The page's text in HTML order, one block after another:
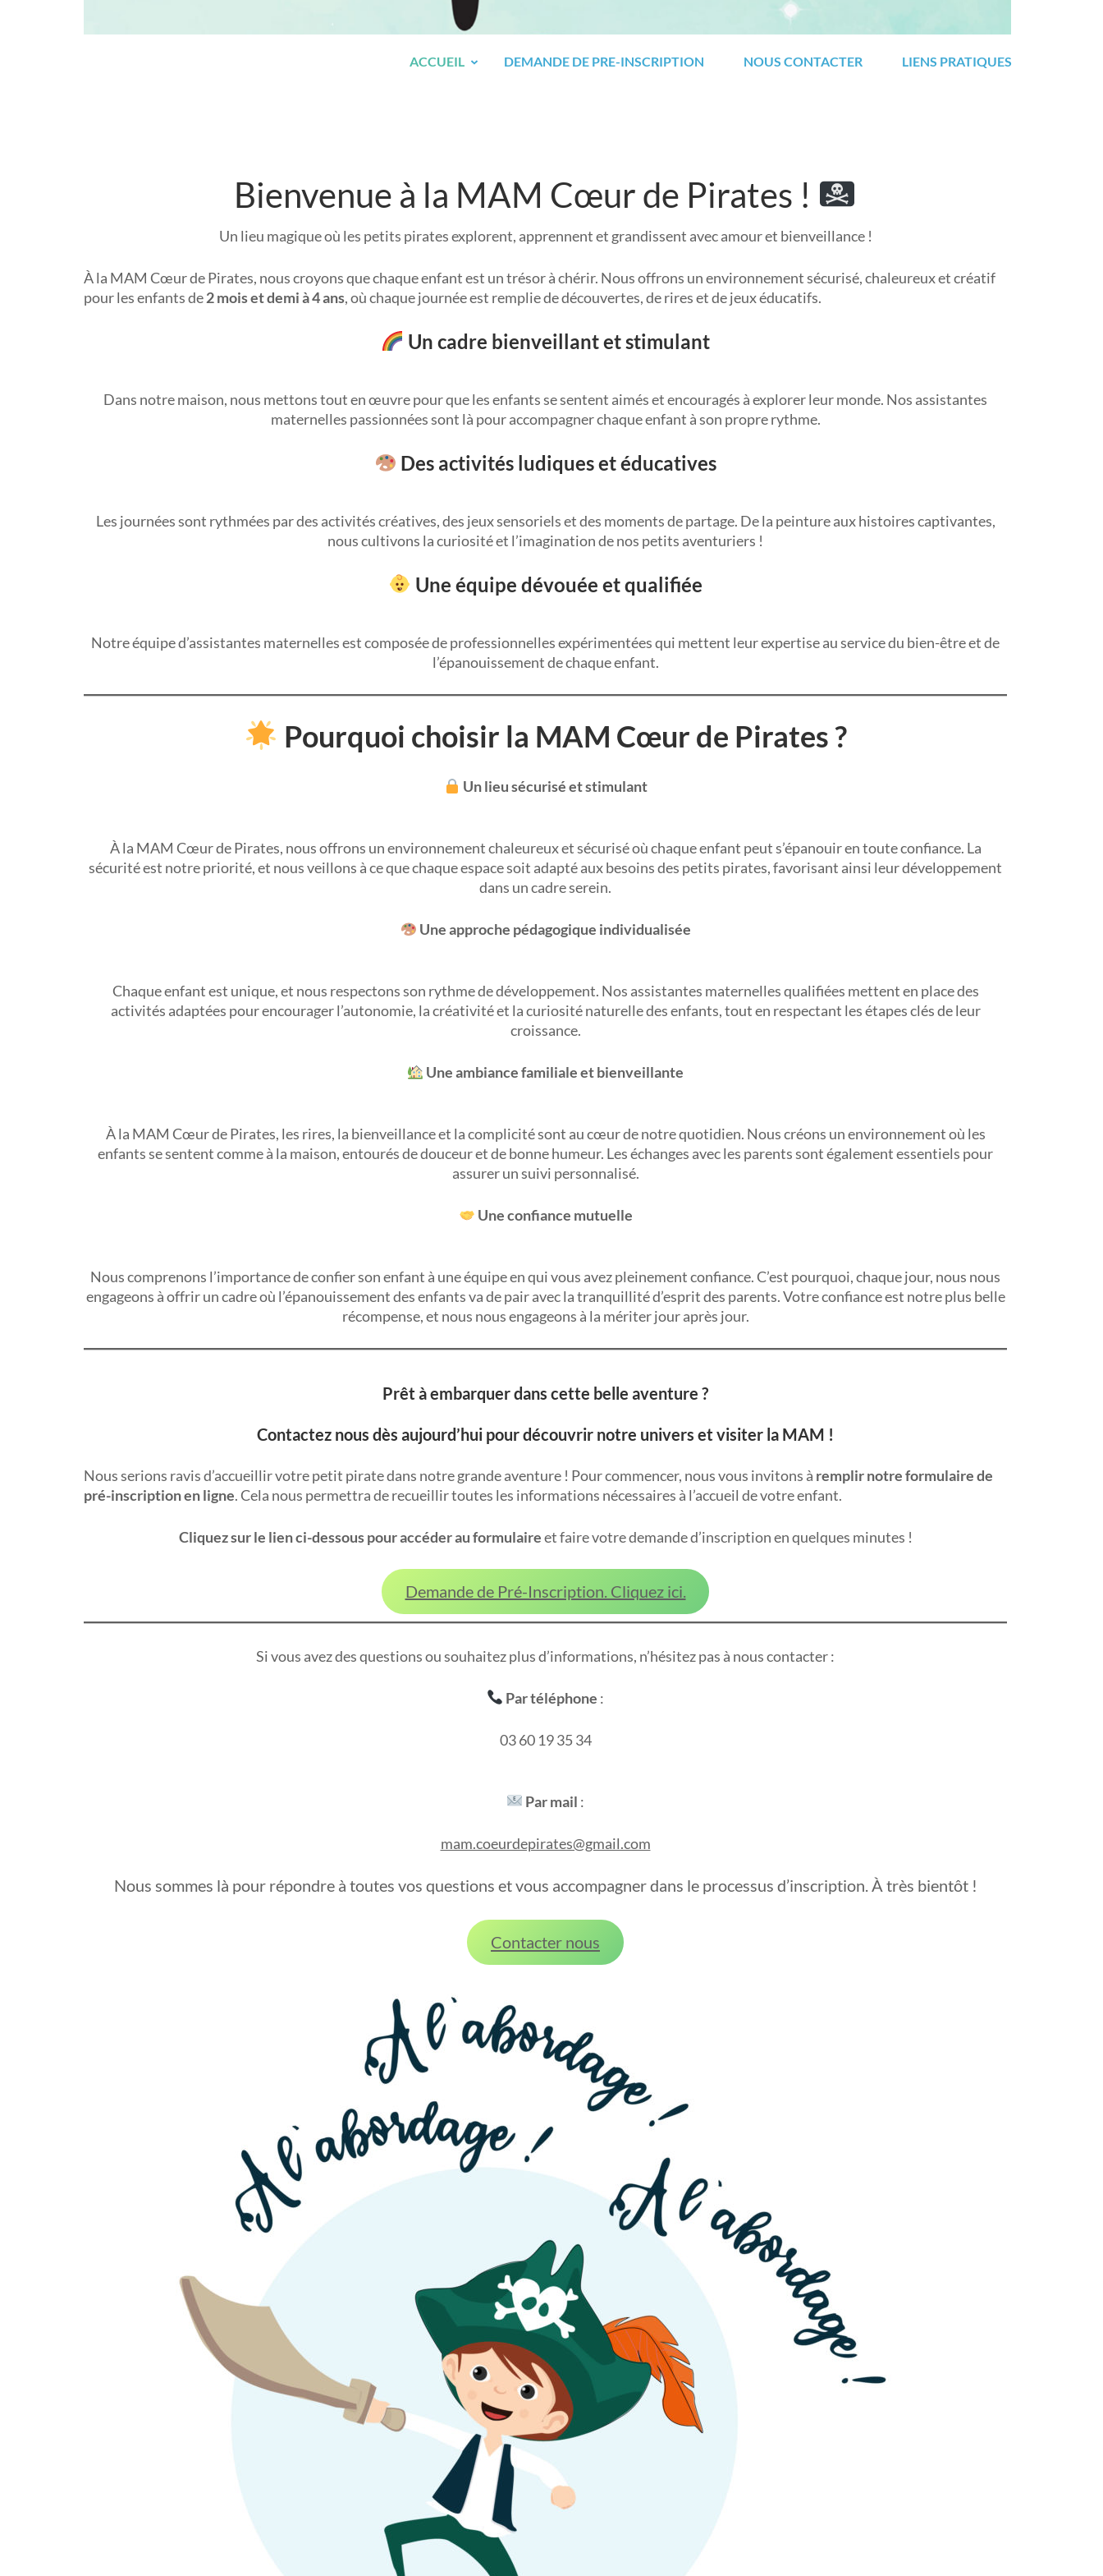
ACCUEIL DEMANDE DE PRE-INSCRIPTION NOUS CONTACTER LIENS PRATIQUES
Bienvenue à la MAM Cœur de Pirates !
Un lieu magique où les petits pirates explorent, apprennent et grandissent avec amour et bienveillance !
À la MAM Cœur de Pirates, nous croyons que chaque enfant est un trésor à chérir. Nous offrons un environnement sécurisé, chaleureux et créatif
pour les enfants de2 mois et demi à 4 ans, où chaque journée est remplie de découvertes, de rires et de jeux éducatifs.
Un cadre bienveillant et stimulant
Dans notre maison, nous mettons tout en œuvre pour que les enfants se sentent aimés et encouragés à explorer leur monde. Nos assistantes
maternelles passionnées sont là pour accompagner chaque enfant à son propre rythme.
Des activités ludiques et éducatives
Les journées sont rythmées par des activités créatives, des jeux sensoriels et des moments de partage. De la peinture aux histoires captivantes,
nous cultivons la curiosité et l’imagination de nos petits aventuriers !
Une équipe dévouée et qualifiée
Notre équipe d’assistantes maternelles est composée de professionnelles expérimentées qui mettent leur expertise au service du bien-être et de
l’épanouissement de chaque enfant.
Pourquoi choisir la MAM Cœur de Pirates ?
Un lieu sécurisé et stimulant
À la MAM Cœur de Pirates, nous offrons un environnement chaleureux et sécurisé où chaque enfant peut s’épanouir en toute confiance. La
sécurité est notre priorité, et nous veillons à ce que chaque espace soit adapté aux besoins des petits pirates, favorisant ainsi leur développement
dans un cadre serein.
Une approche pédagogique individualisée
Chaque enfant est unique, et nous respectons son rythme de développement. Nos assistantes maternelles qualifiées mettent en place des
activités adaptées pour encourager l’autonomie, la créativité et la curiosité naturelle des enfants, tout en respectant les étapes clés de leur
croissance.
Une ambiance familiale et bienveillante
À la MAM Cœur de Pirates, les rires, la bienveillance et la complicité sont au cœur de notre quotidien. Nous créons un environnement où les
enfants se sentent comme à la maison, entourés de douceur et de bonne humeur. Les échanges avec les parents sont également essentiels pour
assurer un suivi personnalisé.
Une confiance mutuelle
Nous comprenons l’importance de confier son enfant à une équipe en qui vous avez pleinement confiance. C’est pourquoi, chaque jour, nous nous
engageons à offrir un cadre où l’épanouissement des enfants va de pair avec la tranquillité d’esprit des parents. Votre confiance est notre plus belle
récompense, et nous nous engageons à la mériter jour après jour.
Prêt à embarquer dans cette belle aventure ?
Contactez nous dès aujourd’hui pour découvrir notre univers et visiter la MAM !
Nous serions ravis d’accueillir votre petit pirate dans notre grande aventure ! Pour commencer, nous vous invitons à remplir notre formulaire de
pré-inscription en ligne. Cela nous permettra de recueillir toutes les informations nécessaires à l’accueil de votre enfant.
Cliquez sur le lien ci-dessous pour accéder au formulaireet faire votre demande d’inscription en quelques minutes !
Demande de Pré-Inscription. Cliquez ici.
Si vous avez des questions ou souhaitez plus d’informations, n’hésitez pas à nous contacter :
Par téléphone :
03 60 19 35 34
Par mail :
mam.coeurdepirates@gmail.com
Nous sommes là pour répondre à toutes vos questions et vous accompagner dans le processus d’inscription. À très bientôt !
Contacter nous